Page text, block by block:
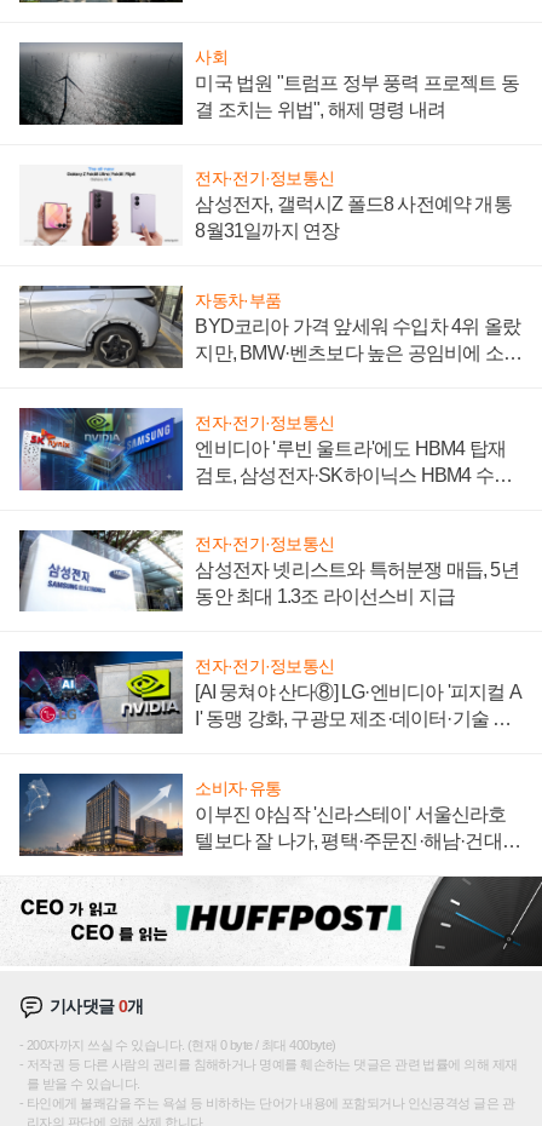
사회
미국 법원 "트럼프 정부 풍력 프로젝트 동
결 조치는 위법", 해제 명령 내려
전자·전기·정보통신
삼성전자, 갤럭시Z 폴드8 사전예약 개통
8월31일까지 연장
자동차·부품
BYD코리아 가격 앞세워 수입차 4위 올랐
지만, BMW·벤츠보다 높은 공임비에 소비
전자·전기·정보통신
엔비디아 '루빈 울트라'에도 HBM4 탑재
검토, 삼성전자·SK하이닉스 HBM4 수율
전자·전기·정보통신
삼성전자 넷리스트와 특허분쟁 매듭, 5년
동안 최대 1.3조 라이선스비 지급
전자·전기·정보통신
[AI 뭉쳐야 산다⑧] LG·엔비디아 '피지컬 A
I' 동맹 강화, 구광모 제조·데이터·기술 결
소비자·유통
이부진 야심작 '신라스테이' 서울신라호
텔보다 잘 나가, 평택·주문진·해남·건대로
기사댓글0개
200자까지 쓰실 수 있습니다. (현재 0 byte / 최대 400byte)
저작권 등 다른 사람의 권리를 침해하거나 명예를 훼손하는 댓글은 관련 법률에 의해 제재
를 받을 수 있습니다.
타인에게 불쾌감을 주는 욕설 등 비하하는 단어가 내용에 포함되거나 인신공격성 글은 관
리자의 판단에 의해 삭제 합니다.